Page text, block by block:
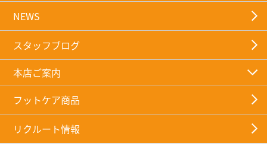
NEWS
スタッフブログ
本店ご案内
フットケア商品
リクルート情報